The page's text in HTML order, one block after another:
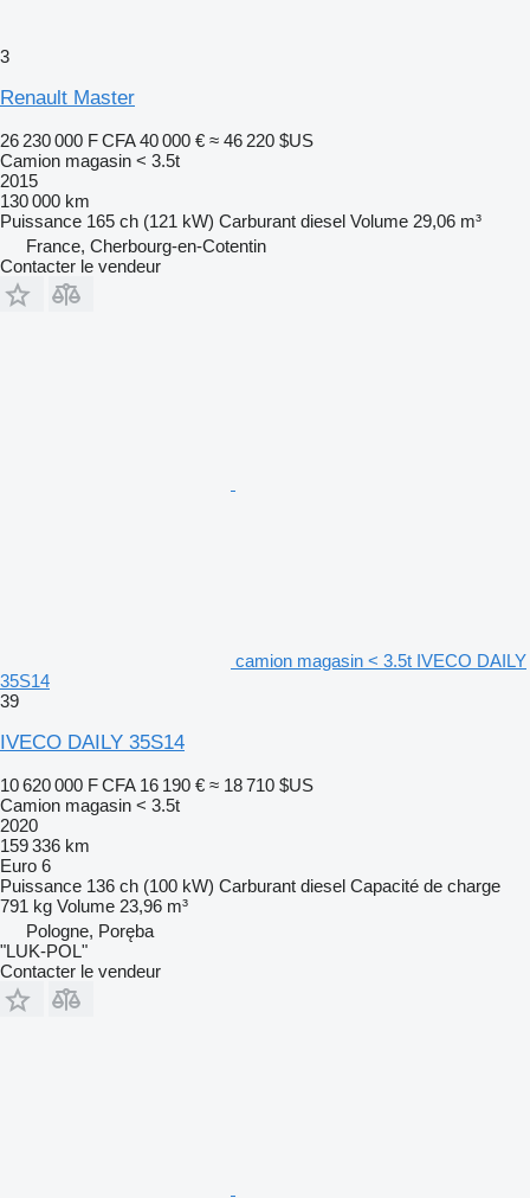
3
Renault Master
26 230 000 F CFA 40 000 € ≈ 46 220 $US
Camion magasin < 3.5t
2015
130 000 km
Puissance 165 ch (121 kW) Carburant diesel Volume 29,06 m³
France, Cherbourg-en-Cotentin
Contacter le vendeur
camion magasin < 3.5t IVECO DAILY
35S14
39
IVECO DAILY 35S14
10 620 000 F CFA 16 190 € ≈ 18 710 $US
Camion magasin < 3.5t
2020
159 336 km
Euro 6
Puissance 136 ch (100 kW) Carburant diesel Capacité de charge
791 kg Volume 23,96 m³
Pologne, Poręba
"LUK-POL"
Contacter le vendeur